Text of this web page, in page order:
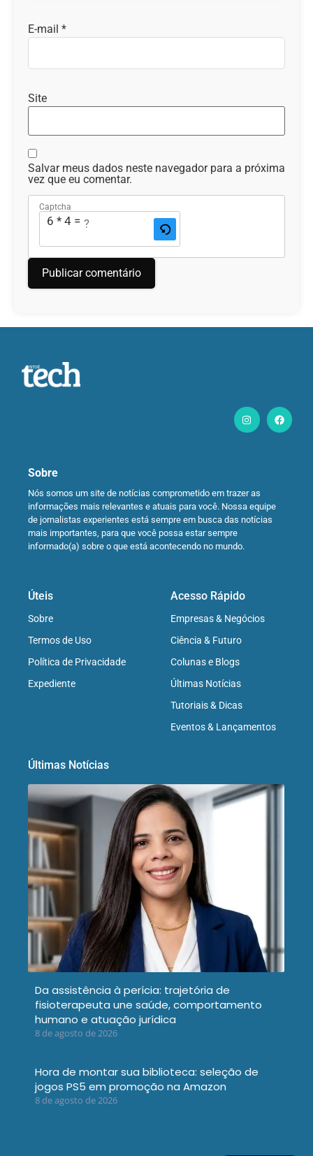
E-mail *
Site
Salvar meus dados neste navegador para a próxima
vez que eu comentar.
Captcha
6 * 4 = ?
Sobre
Nós somos um site de notícias comprometido em trazer as
informações mais relevantes e atuais para você. Nossa equipe
de jornalistas experientes está sempre em busca das notícias
mais importantes, para que você possa estar sempre
informado(a) sobre o que está acontecendo no mundo.
Úteis
Sobre
Termos de Uso
Política de Privacidade
Expediente
Acesso Rápido
Empresas & Negócios
Ciência & Futuro
Colunas e Blogs
Últimas Notícias
Tutoriais & Dicas
Eventos & Lançamentos
Últimas Notícias
Da assistência à perícia: trajetória de
fisioterapeuta une saúde, comportamento
humano e atuação jurídica
8 de agosto de 2026
Hora de montar sua biblioteca: seleção de
jogos PS5 em promoção na Amazon
8 de agosto de 2026